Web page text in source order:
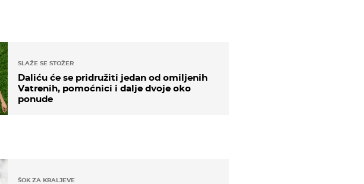
SLAŽE SE STOŽER
Daliću će se pridružiti jedan od omiljenih
Vatrenih, pomoćnici i dalje dvoje oko
ponude
ŠOK ZA KRALJEVE